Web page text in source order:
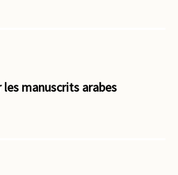
manuscrits arabes